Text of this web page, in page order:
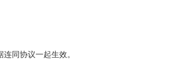
同协议一起生效。